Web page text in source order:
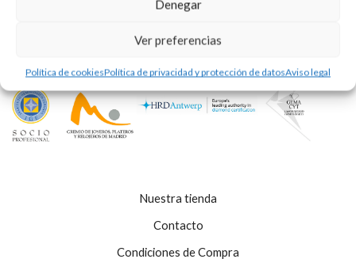
Denegar
Ver preferencias
Política de cookiesPolítica de privacidad y protección de datosAviso legal
Nuestra tienda
Contacto
Condiciones de Compra